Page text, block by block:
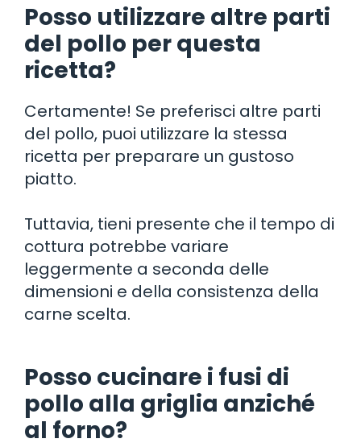
Posso utilizzare altre parti
del pollo per questa
ricetta?
Certamente! Se preferisci altre parti
del pollo, puoi utilizzare la stessa
ricetta per preparare un gustoso
piatto.
Tuttavia, tieni presente che il tempo di
cottura potrebbe variare
leggermente a seconda delle
dimensioni e della consistenza della
carne scelta.
Posso cucinare i fusi di
pollo alla griglia anziché
al forno?